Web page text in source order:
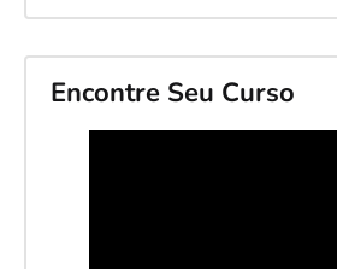
Encontre Seu Curso